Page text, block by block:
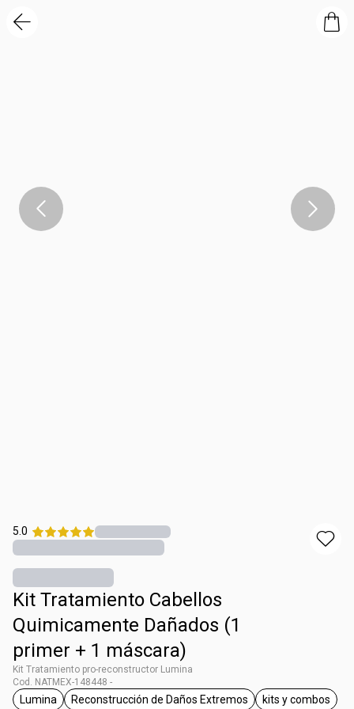
5.0
Kit Tratamiento Cabellos
Quimicamente Dañados (1
primer + 1 máscara)
Kit Tratamiento pro-reconstructor Lumina
Cod. NATMEX-148448 -
etiqueta Lumina
Lumina
etiqueta Reconstrucción de Daños
Reconstrucción de Daños Extremos
etiqueta
kits y combos